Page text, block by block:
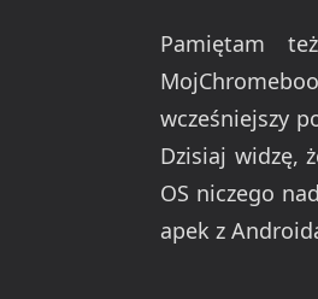
Pamiętam
wcześniejszy
Dzisiaj widzę,
OS niczego
apek z